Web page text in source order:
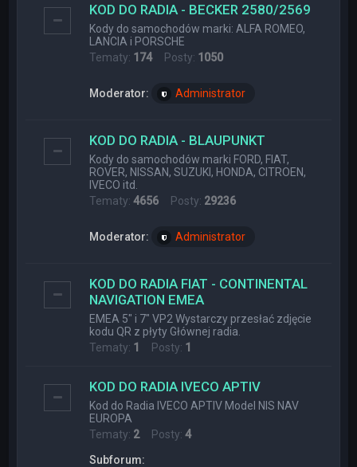
KOD DO RADIA - BECKER 2580/2569
Kody do samochodów marki: ALFA ROMEO,
LANCIA i PORSCHE
Tematy: 174Posty: 1050
Moderator: Administrator
KOD DO RADIA - BLAUPUNKT
Kody do samochodów marki FORD, FIAT,
ROVER, NISSAN, SUZUKI, HONDA, CITROEN,
IVECO itd.
Tematy:4656 Posty: 29236
Moderator: Administrator
KOD DO RADIA FIAT - CONTINENTAL
NAVIGATION EMEA
EMEA 5" i 7" VP2 Wystarczy przesłać zdjęcie
kodu QR z płyty Głównej radia.
Tematy: 1 Posty: 1
KOD DO RADIA IVECO APTIV
Kod do Radia IVECO APTIV Model NIS NAV
EUROPA
Tematy: 2Posty:4
Subforum: